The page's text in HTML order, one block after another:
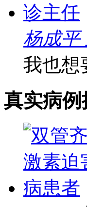
杨成平
我也想
真实病例